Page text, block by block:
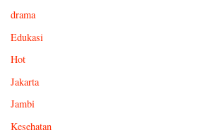
drama
Edukasi
Hot
Jakarta
Jambi
Kesehatan